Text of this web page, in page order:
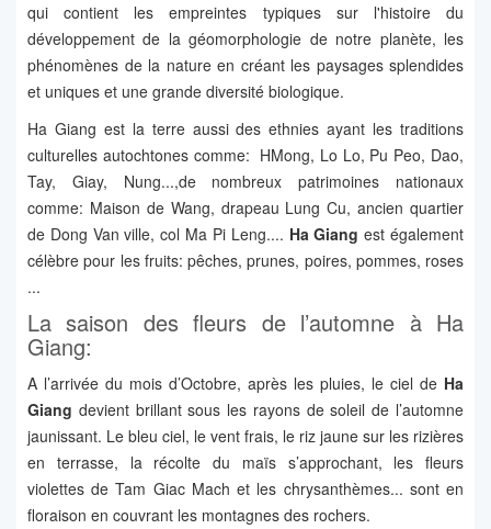
qui contient les empreintes typiques sur l'histoire du
développement de la géomorphologie de notre planète, les
phénomènes de la nature en créant les paysages splendides
et uniques et une grande diversité biologique.
Ha Giang est la terre aussi des ethnies ayant les traditions
culturelles autochtones comme: HMong, Lo Lo, Pu Peo, Dao,
Tay, Giay, Nung...,de nombreux patrimoines nationaux
comme: Maison de Wang, drapeau Lung Cu, ancien quartier
de Dong Van ville, col Ma Pi Leng.... Ha Giang est également
célèbre pour les fruits: pêches, prunes, poires, pommes, roses
...
La saison des fleurs de l’automne à Ha
Giang:
A l’arrivée du mois d’Octobre, après les pluies, le ciel de Ha
Giang devient brillant sous les rayons de soleil de l’automne
jaunissant. Le bleu ciel, le vent frais, le riz jaune sur les rizières
en terrasse, la récolte du maïs s’approchant, les fleurs
violettes de Tam Giac Mach et les chrysanthèmes... sont en
floraison en couvrant les montagnes des rochers.